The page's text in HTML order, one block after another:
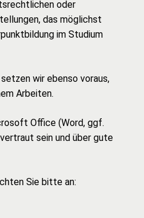
oder
das möglichst
im Studium
wir ebenso voraus,
Arbeiten.
Office (Word, ggf.
sein und über gute
Sie bitte an: